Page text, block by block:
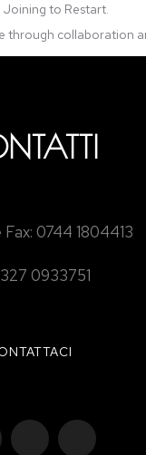
Joining to Restart.
0744 1804413
0933751